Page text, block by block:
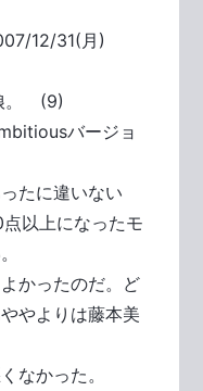
12/31(月)
。 (9)
バージョ
たに違いない
点以上になったモ
かったのだ。ど
やよりは藤本美
なかった。